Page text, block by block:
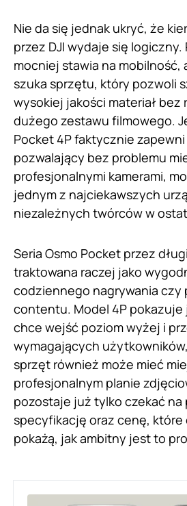
Nie da się jednak ukryć, że
przez DJI wydaje się logiczny.
mocniej stawia na mobilność,
szuka sprzętu, który pozwoli
wysokiej jakości materiał bez
dużego zestawu filmowego.
Pocket 4P faktycznie
pozwalający bez problemu
profesjonalnymi kamerami,
jednym z najciekawszych
niezależnych twórców w
Seria Osmo Pocket przez
traktowana raczej jako
codziennego nagrywania czy
contentu. Model 4P pokazuje
chce wejść poziom wyżej i
wymagających
sprzęt również może mieć
profesjonalnym planie
pozostaje już tylko czekać na
specyfikację oraz cenę,
pokażą, jak ambitny jest to